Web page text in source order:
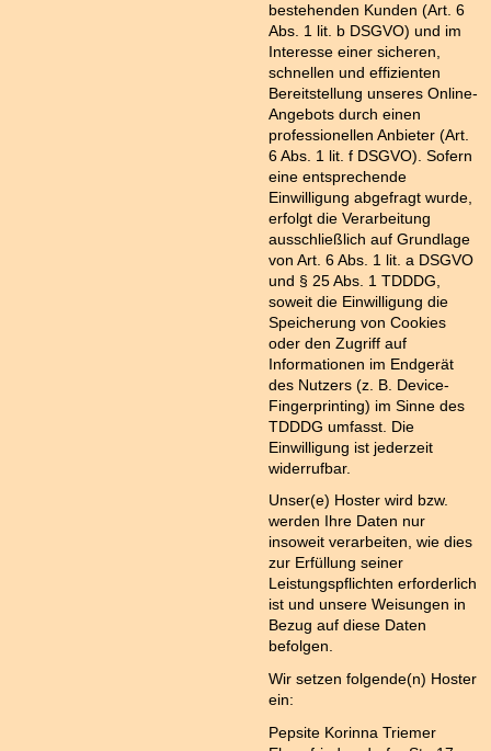
bestehenden Kunden (Art. 6
Abs. 1 lit. b DSGVO) und im
Interesse einer sicheren,
schnellen und effizienten
Bereitstellung unseres Online-
Angebots durch einen
professionellen Anbieter (Art.
6 Abs. 1 lit. f DSGVO). Sofern
eine entsprechende
Einwilligung abgefragt wurde,
erfolgt die Verarbeitung
ausschließlich auf Grundlage
von Art. 6 Abs. 1 lit. a DSGVO
und § 25 Abs. 1 TDDDG,
soweit die Einwilligung die
Speicherung von Cookies
oder den Zugriff auf
Informationen im Endgerät
des Nutzers (z. B. Device-
Fingerprinting) im Sinne des
TDDDG umfasst. Die
Einwilligung ist jederzeit
widerrufbar.
Unser(e) Hoster wird bzw.
werden Ihre Daten nur
insoweit verarbeiten, wie dies
zur Erfüllung seiner
Leistungspflichten erforderlich
ist und unsere Weisungen in
Bezug auf diese Daten
befolgen.
Wir setzen folgende(n) Hoster
ein:
Pepsite Korinna Triemer